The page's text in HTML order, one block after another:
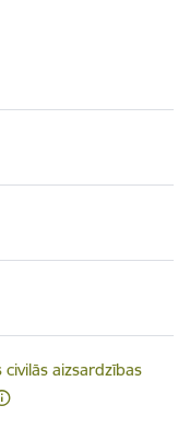
aizsardzības